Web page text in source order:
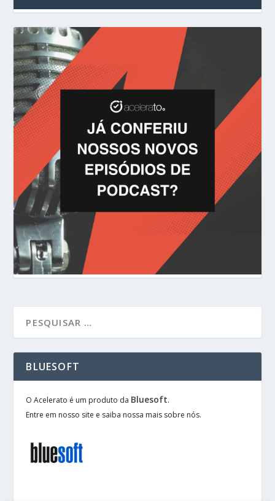
BLUESOFT
O Acelerato é um produto da Bluesoft.
Entre em nosso site e saiba nossa mais sobre nós.